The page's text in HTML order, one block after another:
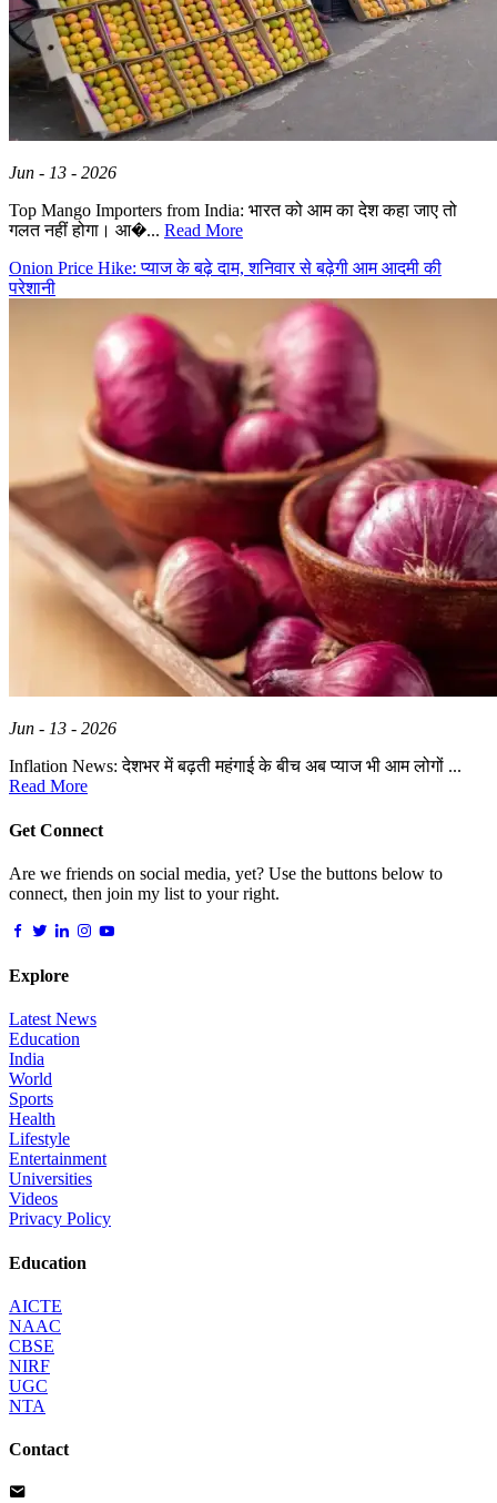
Jun - 13 - 2026
Top Mango Importers from India: भारत को आम का देश कहा जाए तो
गलत नहीं होगा। आ�... Read More
Onion Price Hike: प्याज के बढ़े दाम, शनिवार से बढ़ेगी आम आदमी की
परेशानी
Jun - 13 - 2026
Inflation News: देशभर में बढ़ती महंगाई के बीच अब प्याज भी आम लोगों ...
Read More
Get Connect
Are we friends on social media, yet? Use the buttons below to
connect, then join my list to your right.
Explore
Latest News
Education
India
World
Sports
Health
Lifestyle
Entertainment
Universities
Videos
Privacy Policy
Education
AICTE
NAAC
CBSE
NIRF
UGC
NTA
Contact